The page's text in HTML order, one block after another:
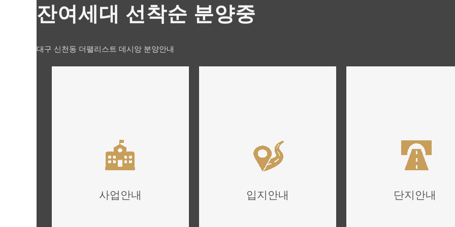
잔여세대 선착순 분양중
대구 신천동 더팰리스트 데시앙 분양안내
사업안내 입지안내 단지안내